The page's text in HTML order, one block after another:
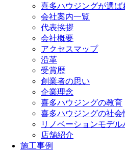
喜多ハウジングが選ば
会社案内一覧
代表挨拶
会社概要
アクセスマップ
沿革
受賞歴
創業者の思い
企業理念
喜多ハウジングの教育
喜多ハウジングの社会
リノベーションモデル
店舗紹介
施工事例